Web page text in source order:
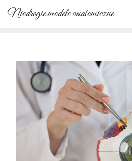
Skip
Niedrogie modele anatomiczne